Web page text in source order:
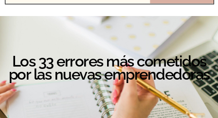
Los 33 errores más cometidos
por las nuevas emprendedoras